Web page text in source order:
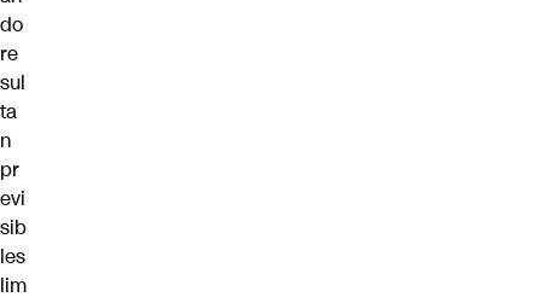
do
re
sul
ta
n
pr
evi
sib
les
lim